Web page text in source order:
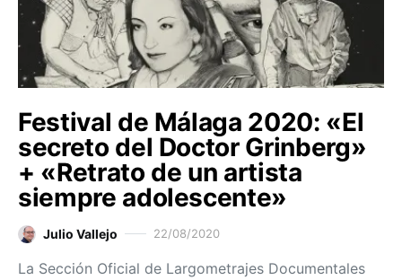
Festival de Málaga 2020: «El
secreto del Doctor Grinberg»
+ «Retrato de un artista
siempre adolescente»
Julio Vallejo 22/08/2020
La Sección Oficial de Largometrajes Documentales